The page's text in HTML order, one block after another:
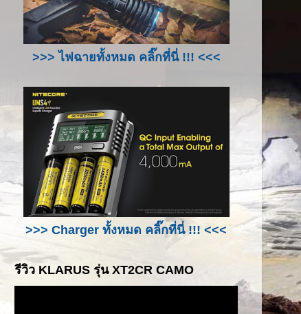
>>> ไฟฉายทั้งหมด คลิ๊กที่นี่ !!! <<<
>>> Charger ทั้งหมด คลิ๊กที่นี่ !!! <<<
รีวิว KLARUS รุ่น XT2CR CAMO